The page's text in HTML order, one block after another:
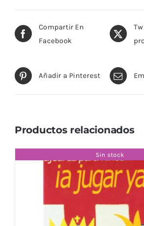
Compartir En
Facebook
Añadir a Pinterest
Productos relacionados
Sin stock